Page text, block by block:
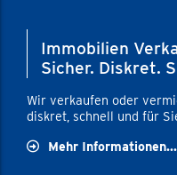
Immobilien
Sicher. Diskret.
Wir verkaufen oder
diskret, schnell und für
Mehr Informationen...